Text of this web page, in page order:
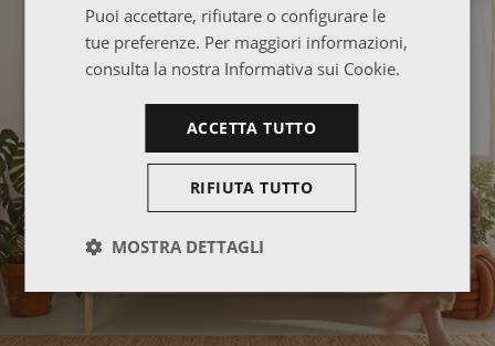
Puoi accettare, rifiutare o configurare le
tue preferenze. Per maggiori informazioni,
consulta la nostra Informativa sui Cookie.
ACCETTA TUTTO
RIFIUTA TUTTO
MOSTRA DETTAGLI